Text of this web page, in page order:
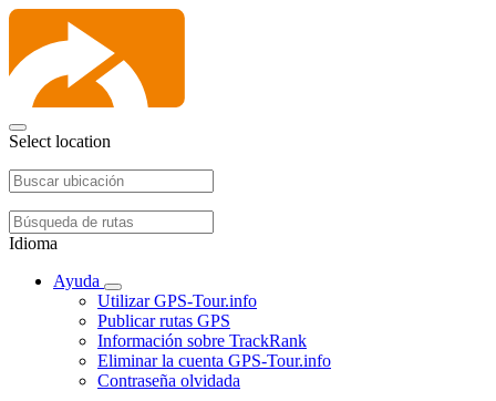
Select location
Idioma
Ayuda
Utilizar GPS-Tour.info
Publicar rutas GPS
Información sobre TrackRank
Eliminar la cuenta GPS-Tour.info
Contraseña olvidada